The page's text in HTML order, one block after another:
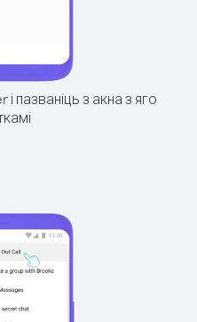
пазваніць з акна з яго